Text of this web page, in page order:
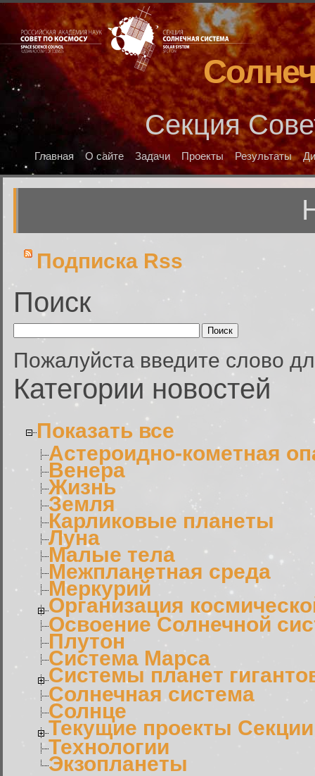
Секция
Главная О сайте Задачи Проекты Результаты
Подписка Rss
Поиск
Пожалуйста введите слово
Категории новостей
Показать все
Астероидно-кометная
Венера
Жизнь
Земля
Карликовые планеты
Луна
Малые тела
Межпланетная среда
Меркурий
Организация
Освоение Солнечной
Плутон
Система Марса
Системы планет
Солнечная система
Солнце
Текущие проекты Секции
Технологии
Экзопланеты